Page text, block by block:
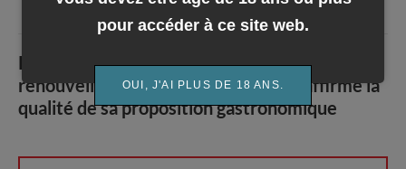
RESTAURANT CASTELL PERELADA
renouvelle ses 2 Soleils Repsol et réaffirme la
qualité de sa proposition gastronomique
pour accéder à ce site web.
OUI, J'AI PLUS DE 18 ANS.